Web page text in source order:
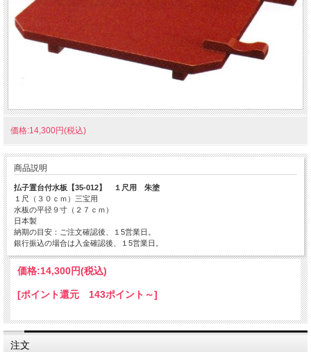
価格:14,300円(税込)
商品説明
払子置台付水板【35-012】 １尺用 朱塗
１尺（３０ｃｍ）三宝用
水板の平径９寸（２７ｃｍ）
日本製
納期の目安：ご注文確認後、１5営業日。
銀行振込の場合は入金確認後、１5営業日。
価格:14,300円(税込)
[ポイント還元 143ポイント～]
注文